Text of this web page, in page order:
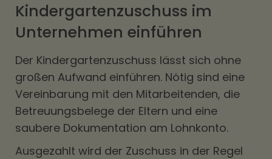
Kindergartenzuschuss im
Unternehmen einführen
Der Kindergartenzuschuss lässt sich ohne
großen Aufwand einführen. Nötig sind eine
Vereinbarung mit den Mitarbeitenden, die
Betreuungsbelege der Eltern und eine
saubere Dokumentation am Lohnkonto.
Ausgezahlt wird der Zuschuss in der Regel